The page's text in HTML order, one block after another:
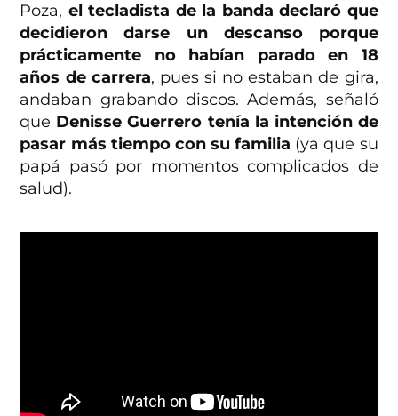
Poza, el tecladista de la banda declaró que
decidieron darse un descanso porque
prácticamente no habían parado en 18
años de carrera, pues si no estaban de gira,
andaban grabando discos. Además, señaló
que Denisse Guerrero tenía la intención de
pasar más tiempo con su familia (ya que su
papá pasó por momentos complicados de
salud).